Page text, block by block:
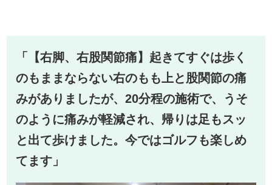
「【右脚、右股関節痛】起きてすぐは歩く
のもままならない右のもも上と股関節の痛
みがありましたが、20分程の施術で、うそ
のように痛みが軽減され、帰りは足もスッ
と出て歩けました。今ではゴルフも楽しめ
てます」